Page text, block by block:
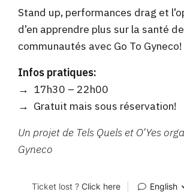
Stand up, performances drag et
d’en apprendre plus sur la santé
communautés avec Go To
Infos pratiques:
→ 17h30 – 22h00
→ Gratuit mais sous réservation!
Un projet de Tels Quels et O’Yes
Gyneco